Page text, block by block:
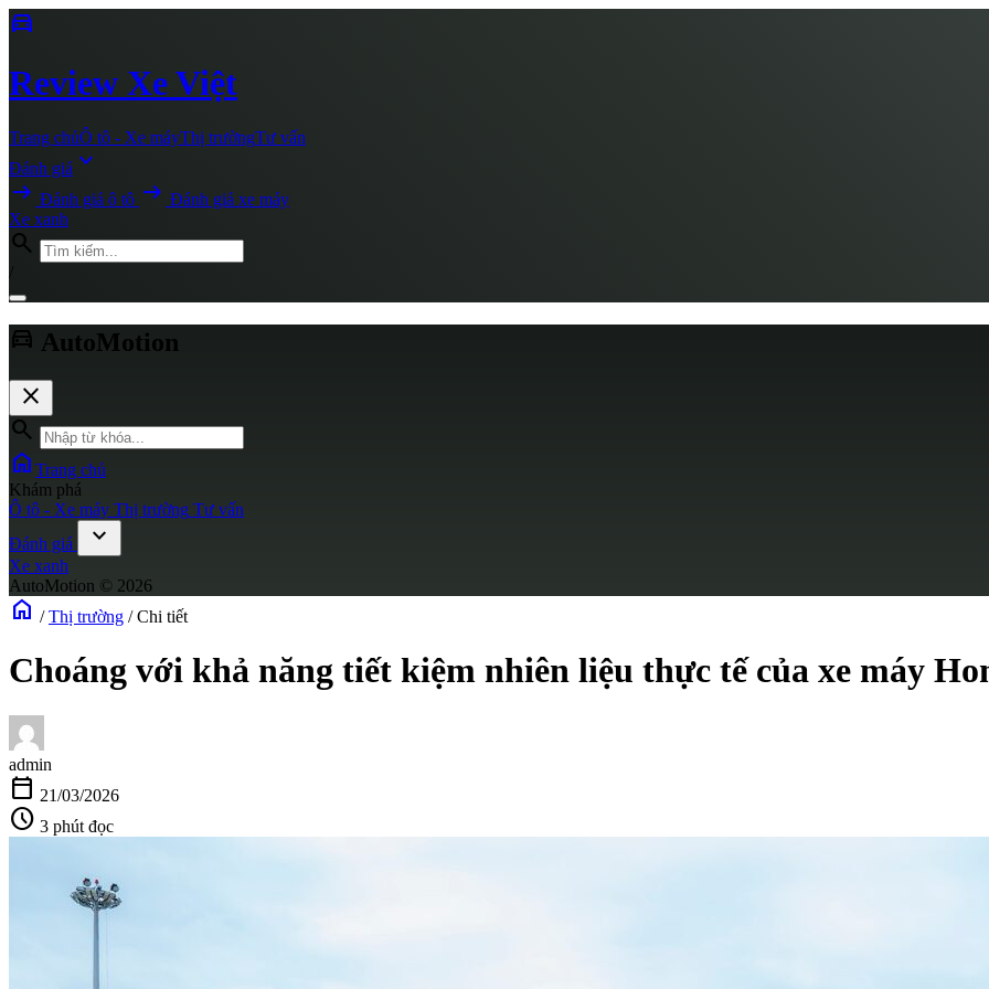
directions_car
Review Xe Việt
Trang chủÔ tô - Xe máyThị trườngTư vấn
Đánh giá expand_more
arrow_right_alt Đánh giá ô tô arrow_right_alt Đánh giá xe máy
Xe xanh
search
directions_car AutoMotion
close
search
home Trang chủ
Khám phá
Ô tô - Xe máy Thị trường Tư vấn
Đánh giá
expand_more
Xe xanh
AutoMotion © 2026
home / Thị trường / Chi tiết
Choáng với khả năng tiết kiệm nhiên liệu thực tế của xe máy
admin
calendar_today 21/03/2026
schedule 3 phút đọc